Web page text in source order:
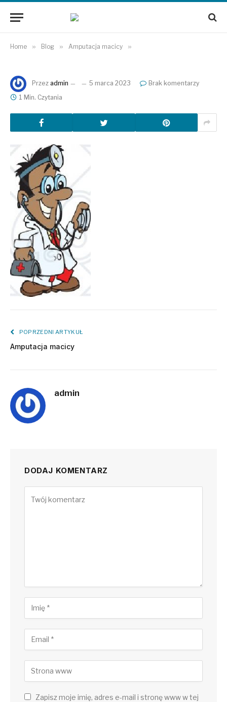
Home » Blog » Amputacja macicy »
Przez admin 5 marca 2023
Brak komentarzy
1 Min. Czytania
POPRZEDNI ARTYKUŁ
Amputacja macicy
admin
DODAJ KOMENTARZ
Zapisz moje imię, adres e-mail i stronę www w tej